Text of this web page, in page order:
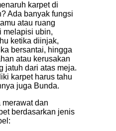
karpet di
Ada banyak fungsi
atau ruang
melapisi ubin,
ketika diinjak,
bersantai, hingga
atau kerusakan
jatuh dari atas meja.
karpet harus tahu
juga Bunda.
merawat dan
berdasarkan jenis